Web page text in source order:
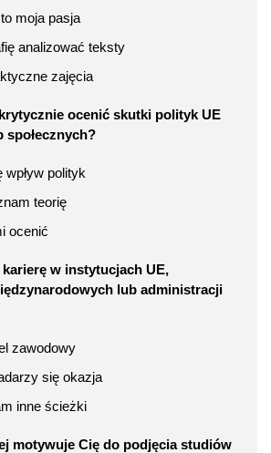
moja pasja
analizować teksty
zajęcia
ocenić skutki polityk UE
społecznych?
wpływ polityk
teorię
ocenić
w instytucjach UE,
lub administracji
zawodowy
się okazja
inne ścieżki
motywuje Cię do podjęcia studiów